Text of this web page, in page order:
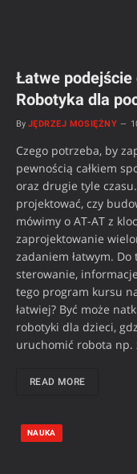
Łatwe podejście
Robotyka dla
By JĘDRZEJ MOSIĘŻNY
Czego potrzeba, by
pewnością całkiem
oraz drugie tyle
projektować, czy
mówimy o AT-AT z
zaprojektowanie
zadaniem łatwym.
sterowanie,
tego program kursu
łatwiej? Być może
robotyki dla dzieci,
uruchomić robota np.
READ MORE
NAUKA